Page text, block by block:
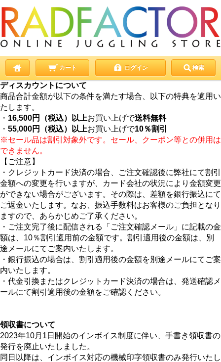
カート ログイン 検索
ディスカウントについて
商品合計金額が以下の条件を満たす場合、以下の特典を適用い
たします。
・ 16,500円（税込）以上お買い上げで送料無料
・ 55,000円（税込）以上お買い上げで10％割引
※セール品は割引対象外です。セール、クーポン等との併用は
できません。
【ご注意】
・クレジットカード決済の場合、ご注文確認後に弊社にて割引
金額への変更を行いますが、カード会社の状況により金額変更
ができない場合がございます。その際は、差額を銀行振込にて
ご返金いたします。なお、振込手数料はお客様のご負担となり
ますので、あらかじめご了承ください。
・ご注文完了後に配信される「ご注文確認メール」に記載の金
額は、10％割引適用前の金額です。割引適用後の金額は、別
途メールにてご案内いたします。
・銀行振込の場合は、割引適用後の金額を別途メールにてご案
内いたします。
・代金引換またはクレジットカード決済の場合は、発送確認メ
ールにて割引適用後の金額をご確認ください。
領収書について
2023年10月1日開始のインボイス制度に伴い、手書き領収書の
発行を廃止いたしました。
同日以降は、インボイス対応の機械印字領収書のみ発行いたし